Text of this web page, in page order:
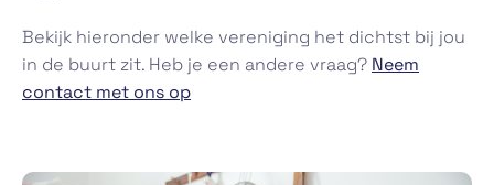
Bekijk hieronder welke vereniging het dichtst bij jou
in de buurt zit. Heb je een andere vraag? Neem
contact met ons op